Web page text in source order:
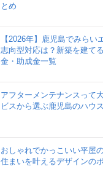
とめ
【2026年】鹿児島でみらい
志向型対応は？新築を建て
金・助成金一覧
アフターメンテナンスって
ビスから選ぶ鹿児島のハウ
おしゃれでかっこいい平屋
住まいを叶えるデザインの